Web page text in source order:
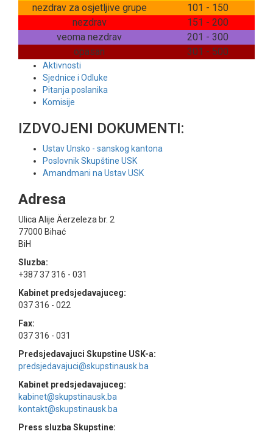
nezdrav za osjetljive grupe
101 - 150
nezdrav
151 - 200
veoma nezdrav
201 - 300
opasan
301 - 500
Aktivnosti
Sjednice i Odluke
Pitanja poslanika
Komisije
IZDVOJENI DOKUMENTI:
Ustav Unsko - sanskog kantona
Poslovnik Skupštine USK
Amandmani na Ustav USK
Adresa
Ulica Alije Äerzeleza br. 2
77000 Bihać
BiH
Sluzba:
+387 37 316 - 031
Kabinet predsjedavajuceg:
037 316 - 022
Fax:
037 316 - 031
Predsjedavajuci Skupstine USK-a:
predsjedavajuci@skupstinausk.ba
Kabinet predsjedavajuceg:
kabinet@skupstinausk.ba
kontakt@skupstinausk.ba
Press sluzba Skupstine: